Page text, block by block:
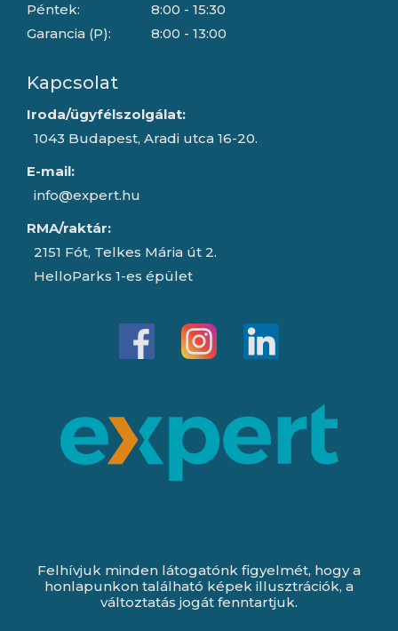
Péntek:
Garancia (P):
8:00 - 15:30
8:00 - 13:00
Kapcsolat
Iroda/ügyfélszolgálat:
1043 Budapest, Aradi utca 16-20.
E-mail:
info@expert.hu
RMA/raktár:
2151 Fót, Telkes Mária út 2.
HelloParks 1-es épület
Felhívjuk minden látogatónk figyelmét, hogy a
honlapunkon található képek illusztrációk, a
változtatás jogát fenntartjuk.